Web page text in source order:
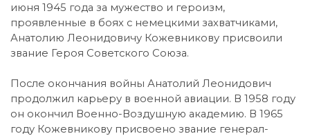
июня 1945 года за мужество и героизм,
проявленные в боях с немецкими захватчиками,
Анатолию Леонидовичу Кожевникову присвоили
звание Героя Советского Союза.
После окончания войны Анатолий Леонидович
продолжил карьеру в военной авиации. В 1958 году
он окончил Военно-Воздушную академию. В 1965
году Кожевникову присвоено звание генерал-